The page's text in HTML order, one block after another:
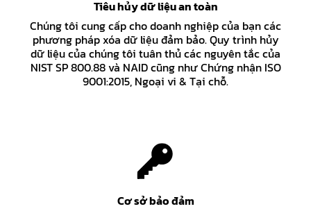
Tiêu hủy dữ liệu an toàn
Chúng tôi cung cấp cho doanh nghiệp của bạn các
phương pháp xóa dữ liệu đảm bảo. Quy trình hủy
dữ liệu của chúng tôi tuân thủ các nguyên tắc của
NIST SP 800.88 và NAID cũng như Chứng nhận ISO
9001:2015, Ngoại vi & Tại chỗ.
Cơ sở bảo đảm